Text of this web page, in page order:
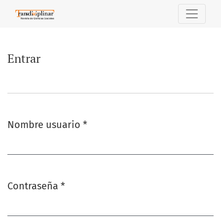
Entrar
Entrar
Nombre usuario *
Contraseña *